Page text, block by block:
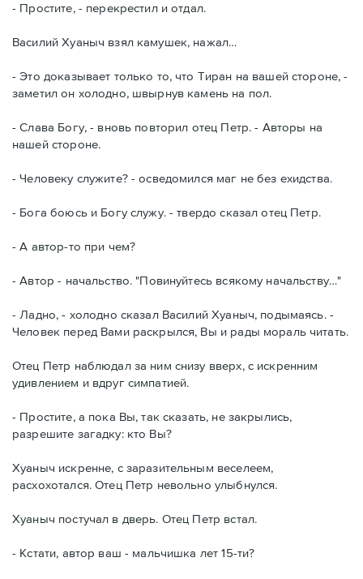
- Простите, - перекрестил и отдал.
Василий Хуаныч взял камушек, нажал…
- Это доказывает только то, что Тиран на вашей стороне, -
заметил он холодно, швырнув камень на пол.
- Слава Богу, - вновь повторил отец Петр. - Авторы на
нашей стороне.
- Человеку служите? - осведомился маг не без ехидства.
- Бога боюсь и Богу служу. - твердо сказал отец Петр.
- А автор-то при чем?
- Автор - начальство. "Повинуйтесь всякому начальству…"
- Ладно, - холодно сказал Василий Хуаныч, подымаясь. -
Человек перед Вами раскрылся, Вы и рады мораль читать.
Отец Петр наблюдал за ним снизу вверх, с искренним
удивлением и вдруг симпатией.
- Простите, а пока Вы, так сказать, не закрылись,
разрешите загадку: кто Вы?
Хуаныч искренне, с заразительным веселеем,
расхохотался. Отец Петр невольно улыбнулся.
Хуаныч постучал в дверь. Отец Петр встал.
- Кстати, автор ваш - мальчишка лет 15-ти?